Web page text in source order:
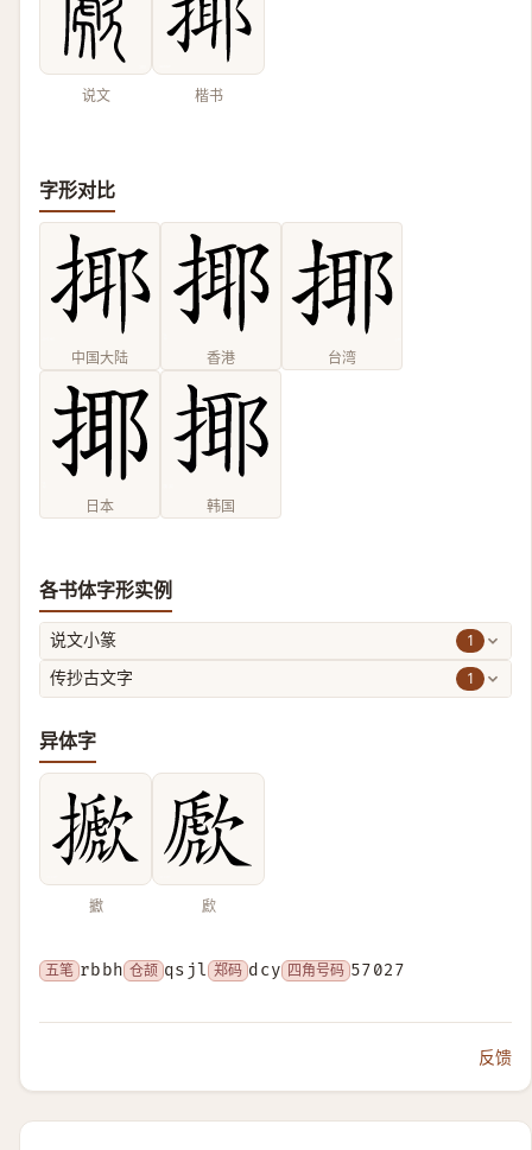
说文 楷书
字形对比
中国大陆 香港 台湾
日本 韩国
各书体字形实例
说文小篆 1
传抄古文字 1
异体字
擨 歋
五笔 rbbh 仓颉 qsjl 郑码 dcy 四角号码 57027
反馈